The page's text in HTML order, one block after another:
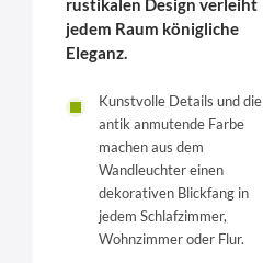
rustikalen Design verleiht
jedem Raum königliche
Eleganz.
Kunstvolle Details und die
antik anmutende Farbe
machen aus dem
Wandleuchter einen
dekorativen Blickfang in
jedem Schlafzimmer,
Wohnzimmer oder Flur.